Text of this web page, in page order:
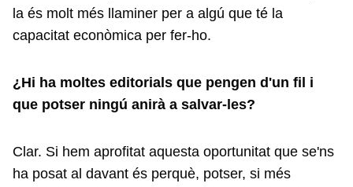
la és molt més llaminer per a algú que té la
capacitat econòmica per fer-ho.
¿Hi ha moltes editorials que pengen d'un fil i
que potser ningú anirà a salvar-les?
Clar. Si hem aprofitat aquesta oportunitat que se'ns
ha posat al davant és perquè, potser, si més